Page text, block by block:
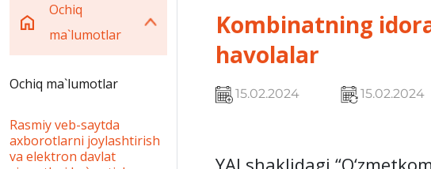
Ochiq
ma`lumotlar
Ochiq ma`lumotlar
Rasmiy veb-saytda
axborotlarni joylashtirish
va elektron davlat
Kombinatning
havolalar
15.02.2024 15.02.2024
YAJ shaklidagi